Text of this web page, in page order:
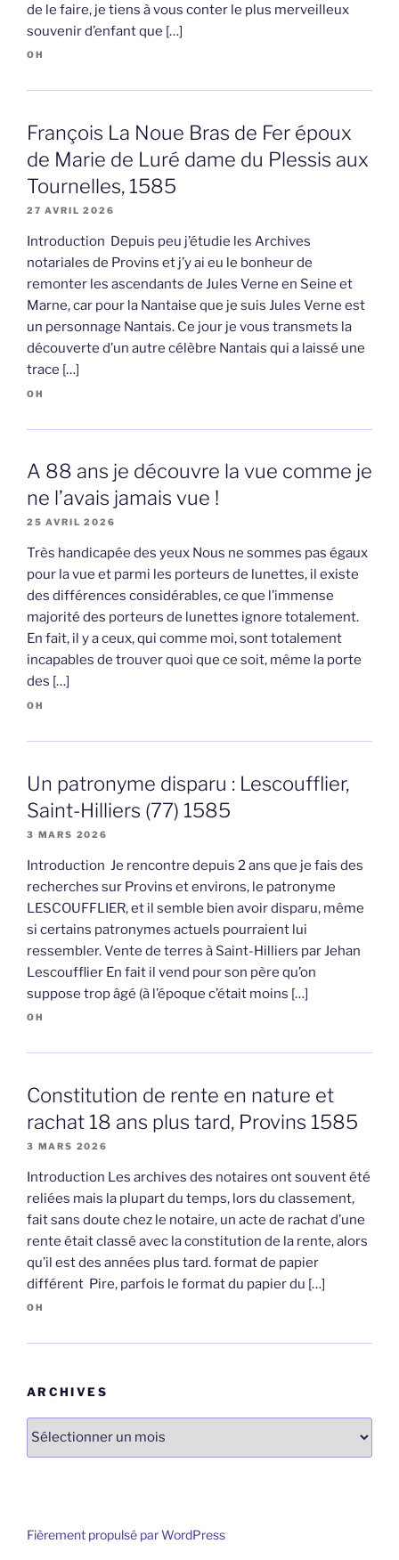
de le faire, je tiens à vous conter le plus merveilleux
souvenir d’enfant que […]
OH
François La Noue Bras de Fer époux
de Marie de Luré dame du Plessis aux
Tournelles, 1585
27 AVRIL 2026
Introduction Depuis peu j’étudie les Archives
notariales de Provins et j’y ai eu le bonheur de
remonter les ascendants de Jules Verne en Seine et
Marne, car pour la Nantaise que je suis Jules Verne est
un personnage Nantais. Ce jour je vous transmets la
découverte d’un autre célèbre Nantais qui a laissé une
trace […]
OH
A 88 ans je découvre la vue comme je
ne l’avais jamais vue !
25 AVRIL 2026
Très handicapée des yeux Nous ne sommes pas égaux
pour la vue et parmi les porteurs de lunettes, il existe
des différences considérables, ce que l’immense
majorité des porteurs de lunettes ignore totalement.
En fait, il y a ceux, qui comme moi, sont totalement
incapables de trouver quoi que ce soit, même la porte
des […]
OH
Un patronyme disparu : Lescoufflier,
Saint-Hilliers (77) 1585
3 MARS 2026
Introduction Je rencontre depuis 2 ans que je fais des
recherches sur Provins et environs, le patronyme
LESCOUFFLIER, et il semble bien avoir disparu, même
si certains patronymes actuels pourraient lui
ressembler. Vente de terres à Saint-Hilliers par Jehan
Lescoufflier En fait il vend pour son père qu’on
suppose trop âgé (à l’époque c’était moins […]
OH
Constitution de rente en nature et
rachat 18 ans plus tard, Provins 1585
3 MARS 2026
Introduction Les archives des notaires ont souvent été
reliées mais la plupart du temps, lors du classement,
fait sans doute chez le notaire, un acte de rachat d’une
rente était classé avec la constitution de la rente, alors
qu’il est des années plus tard. format de papier
différent Pire, parfois le format du papier du […]
OH
ARCHIVES
Archives
Fièrement propulsé par WordPress